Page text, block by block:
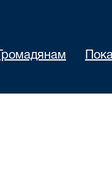
Громадянам